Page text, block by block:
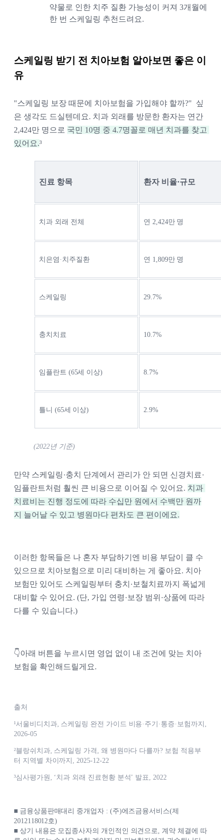
약물로 인한 치주 질환 가능성이 커져 3개월에
한 번 스케일링 추천드려요.
스케일링 받기 전 치아보험 알아보면 좋은 이
유
"스케일링 보장 때문에 치아보험을 가입해야 할까?"  싶
은 생각도 드실텐데요. 치과 외래를 방문한 환자는 연간
2,424만 명으로 국민 10명 중 4.7명꼴로 매년 치과를 찾고
있어요.³
진료 항목 환자 비율·규모
치과 외래 전체 연 2,424만 명
치은염·치주질환 연 1,809만 명
스케일링 29.7%
충치치료 10.7%
임플란트 (65세 이상) 8.7%
틀니 (65세 이상) 2.9%
(2022년 기준)
만약 스케일링·충치 단계에서 관리가 안 되면 신경치료·
임플란트처럼 훨씬 큰 비용으로 이어질 수 있어요. 치과
치료비는 진행 정도에 따라 수십만 원에서 수백만 원까
지 늘어날 수 있고 병원마다 편차도 큰 편이에요.
이러한 항목들은 나 혼자 부담하기엔 비용 부담이 클 수
있으므로 치아보험으로 미리 대비하는 게 좋아요. 치아
보험만 있어도 스케일링부터 충치·보철치료까지 폭넓게
대비할 수 있어요. (단, 가입 연령·보장 범위·상품에 따라
다를 수 있습니다.)
👇아래 버튼을 누르시면 영업 없이 내 조건에 맞는 치아
보험을 확인해드릴게요.
출처
¹서울비디치과, 스케일링 완전 가이드 비용·주기·통증·보험까지,
2026-05
²블랑쉬치과, 스케일링 가격, 왜 병원마다 다를까? 보험 적용부
터 지역별 차이까지, 2025-12-22
³심사평가원, ‘치과 외래 진료현황 분석’ 발표, 2022
■ 금융상품판매대리 중개업자 : (주)에즈금융서비스(제
2012118012호)
■ 상기 내용은 모집종사자의 개인적인 의견으로, 계약 체결에 따